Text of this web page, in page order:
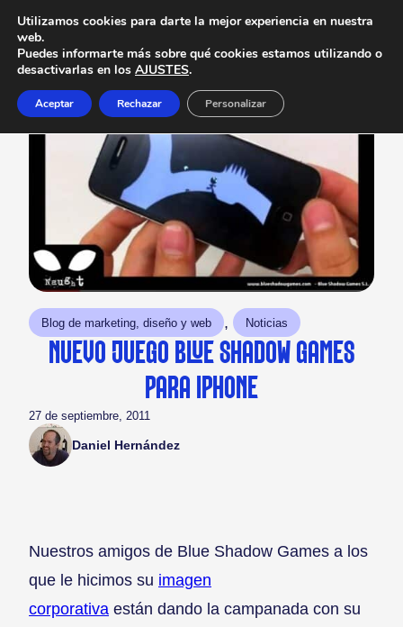
Blog de marketing, diseño y web , Noticias
NUEVO JUEGO BLUE SHADOW GAMES
PARA IPHONE
27 de septiembre, 2011
Daniel Hernández
Nuestros amigos de Blue Shadow Games a los
que le hicimos su imagen
corporativa están dando la campanada con su
Utilizamos cookies para darte la mejor experiencia en nuestra
web.
Puedes informarte más sobre qué cookies estamos utilizando o
desactivarlas en los AJUSTES.
Aceptar Rechazar Personalizar